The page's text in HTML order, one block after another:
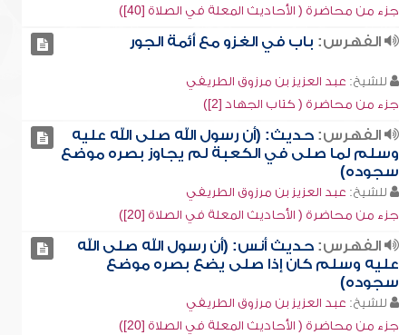
جزء من محاضرة ( الأحاديث المعلة في الصلاة [40])
الفهرس: باب في الغزو مع أئمة الجور
للشيخ: عبد العزيز بن مرزوق الطريفي
جزء من محاضرة ( كتاب الجهاد [2])
الفهرس: حديث: (أن رسول الله صلى الله عليه
وسلم لما صلى في الكعبة لم يجاوز بصره موضع
سجوده)
للشيخ: عبد العزيز بن مرزوق الطريفي
جزء من محاضرة ( الأحاديث المعلة في الصلاة [20])
الفهرس: حديث أنس: (أن رسول الله صلى الله
عليه وسلم كان إذا صلى يضع بصره موضع
سجوده)
للشيخ: عبد العزيز بن مرزوق الطريفي
جزء من محاضرة ( الأحاديث المعلة في الصلاة [20])